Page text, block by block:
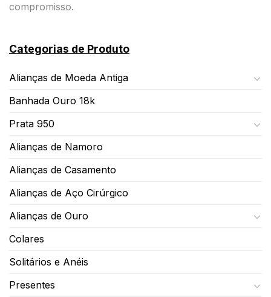
compromisso.
Categorias de Produto
Alianças de Moeda Antiga
Banhada Ouro 18k
Prata 950
Alianças de Namoro
Alianças de Casamento
Alianças de Aço Cirúrgico
Alianças de Ouro
Colares
Solitários e Anéis
Presentes